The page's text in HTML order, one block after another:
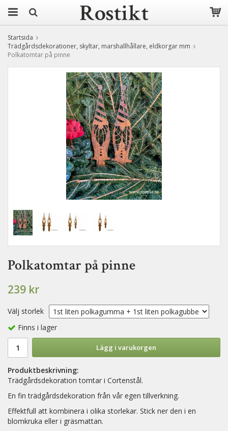
Startsida
Trädgårdsdekorationer, skyltar, marshallhållare, eldkorgar mm
Polkatomtar på pinne
Polkatomtar på pinne
239 kr
Välj storlek
Finns i lager
Lägg i varukorgen
Produktbeskrivning:
Trädgårdsdekoration tomtar i Cortenstål.
En fin trädgårdsdekoration från vår egen tillverkning.
Effektfull att kombinera i olika storlekar. Stick ner den i en
blomkruka eller i gräsmattan.